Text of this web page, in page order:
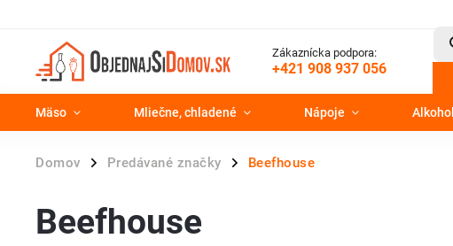
Zákaznícka podpora:
+421 908 937 056
Mäso Mliečne, chladené Nápoje Alkohol
Domov / Predávané značky / Beefhouse
Beefhouse